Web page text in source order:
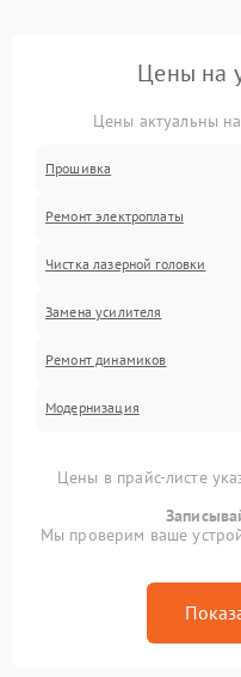
Цены на
Цены актуальны
Прошивка
Ремонт электроплаты
Чистка лазерной головки
Замена усилителя
Ремонт динамиков
Модернизация
Цены в прайс-листе
Мы проверим ваше